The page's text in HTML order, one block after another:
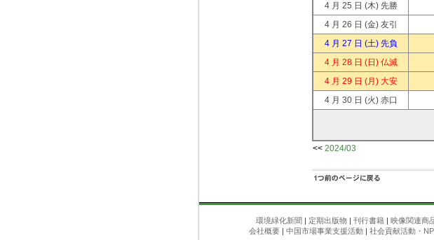
4 月 25 日 (木) 先勝
4 月 26 日 (金) 友引
4 月 27 日 (土) 先負
4 月 28 日 (日) 仏滅
4 月 29 日 (月) 大安
4 月 30 日 (火) 赤口
<< 2024/03
環境緑化新聞 | 定期出版物| 刊行書籍| 映像関連商
会社概要 | 中国市場事業支援活動 | 社会貢献活動・